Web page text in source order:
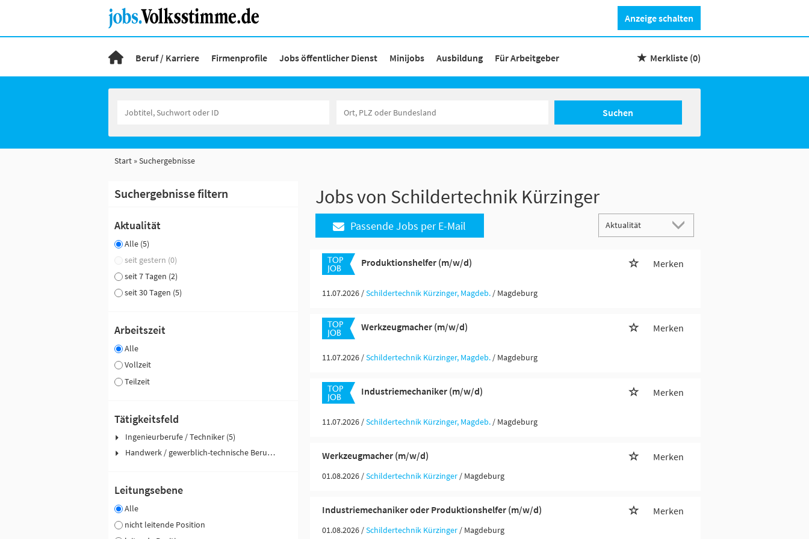
Anzeige schalten
Beruf / Karriere Firmenprofile Jobs öffentlicher Dienst Minijobs Ausbildung Für Arbeitgeber Merkliste (0)
Suchen
Start Suchergebnisse
Suchergebnisse filtern
Aktualität
Alle (5)
seit gestern (0)
seit 7 Tagen (2)
seit 30 Tagen (5)
Arbeitszeit
Alle
Vollzeit
Teilzeit
Tätigkeitsfeld
Ingenieurberufe / Techniker (5)
Handwerk / gewerblich-technische Berufe (4)
Leitungsebene
Alle
nicht leitende Position
Jobs von Schildertechnik Kürzinger
Passende Jobs per E-Mail
Produktionshelfer (m/w/d) Merken
11.07.2026 /Schildertechnik Kürzinger, Magdeb. / Magdeburg
Werkzeugmacher (m/w/d) Merken
11.07.2026 /Schildertechnik Kürzinger, Magdeb. / Magdeburg
Industriemechaniker (m/w/d) Merken
11.07.2026 /Schildertechnik Kürzinger, Magdeb. / Magdeburg
Werkzeugmacher (m/w/d) Merken
01.08.2026 /Schildertechnik Kürzinger / Magdeburg
Industriemechaniker oder Produktionshelfer (m/w/d) Merken
01.08.2026 /Schildertechnik Kürzinger / Magdeburg